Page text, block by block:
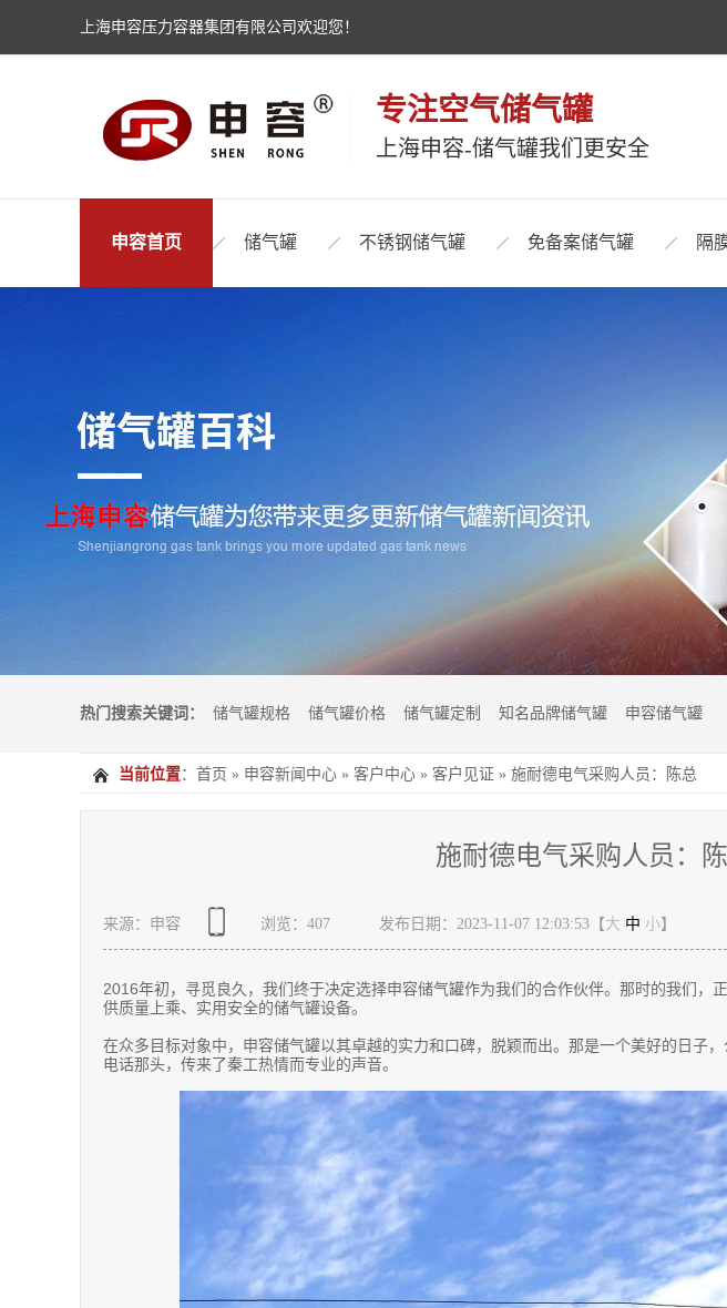
上海申容压力容器集团有限公司欢迎您！
专注空气储气罐
上海申容-储气罐我们更安全
申容首页 储气罐 不锈钢储气罐 免备案储气罐 隔
热门搜索关键词： 储气罐规格 储气罐价格 储气罐定制 知名品牌储气罐 申容储气罐
当前位置： 首页 » 申容新闻中心 » 客户中心 » 客户见证 » 施耐德电气采购人员：陈总
施耐德电气采购人员：
来源：申容 浏览： 407 发布日期：2023-11-07 12:03:53【大 中 小】
2016年初，寻觅良久，我们终于决定选择申容储气罐作为我们的合作伙伴。那时的我们，
供质量上乘、实用安全的储气罐设备。
在众多目标对象中，申容储气罐以其卓越的实力和口碑，脱颖而出。那是一个美好的日子
电话那头，传来了秦工热情而专业的声音。